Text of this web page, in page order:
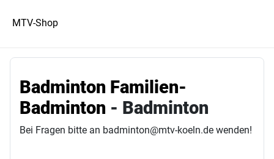
MTV-Shop
Badminton Familien-
Badminton - Badminton
Bei Fragen bitte an badminton@mtv-koeln.de wenden!